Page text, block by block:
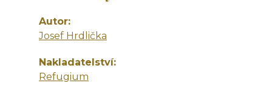
Autor
Josef Hrdlička
Nakladatelství
Refugium